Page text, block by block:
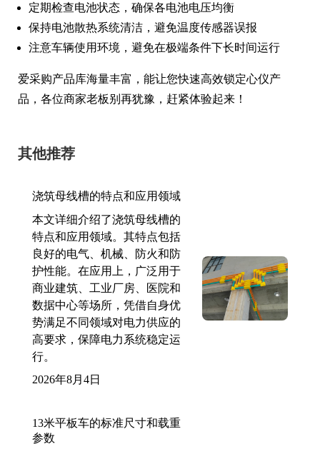
定期检查电池状态，确保各电池电压均衡
保持电池散热系统清洁，避免温度传感器误报
注意车辆使用环境，避免在极端条件下长时间运行
爱采购产品库海量丰富，能让您快速高效锁定心仪产
品，各位商家老板别再犹豫，赶紧体验起来！
其他推荐
浇筑母线槽的特点和应用领域
本文详细介绍了浇筑母线槽的
特点和应用领域。其特点包括
良好的电气、机械、防火和防
护性能。在应用上，广泛用于
商业建筑、工业厂房、医院和
数据中心等场所，凭借自身优
势满足不同领域对电力供应的
高要求，保障电力系统稳定运
行。
2026年8月4日
13米平板车的标准尺寸和载重
参数